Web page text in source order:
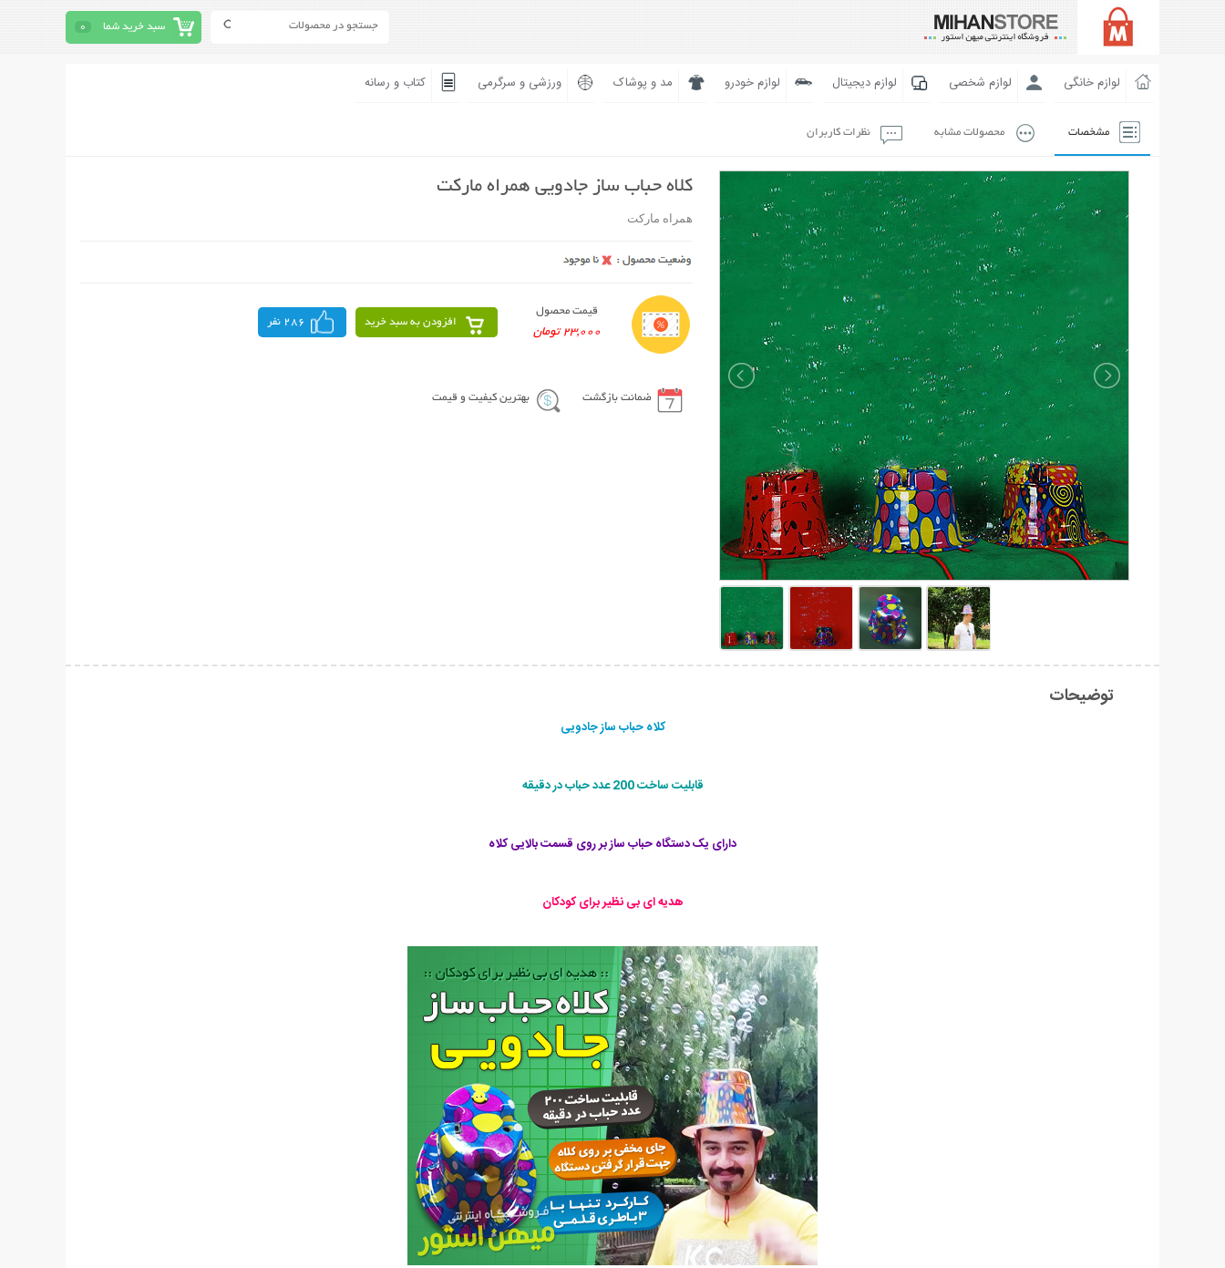
سبد خرید شما 0
لوازم خانگی لوازم شخصی لوازم دیجیتال لوازم خودرو مد و پوشاک ورزشی و سرگرمی کتاب و رسانه
مشخصات محصولات مشابه نظرات کاربران
كلاه حباب ساز جادویی همراه مارکت
همراه مارکت
قیمت محصول
23,000 تومان
افزودن به سبد خرید 286 نفر
ضمانت بازگشت بهترین کیفیت و قیمت
توضیحات
كلاه حباب ساز جادویی
قابلیت ساخت 200 عدد حباب در دقیقه
دارای یک دستگاه حباب ساز بر روی قسمت بالایی کلاه
هدیه ای بی نظیر برای کودکان